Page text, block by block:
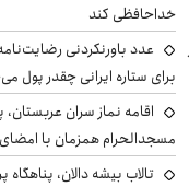
خداحافظی کند
عدد باورنکردنی
برای ستاره ایرانی چقدر پول
اقامه نماز سران عربستان،
مسجدالحرام همزمان با
تالاب بیشه دالان، پناهگاه